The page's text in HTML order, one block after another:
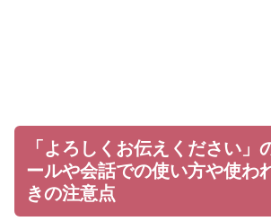
「よろしくお伝えください」
ールや会話での使い方や使わ
きの注意点